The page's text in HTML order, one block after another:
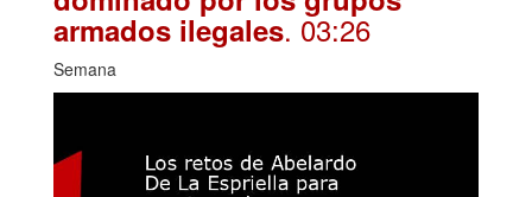
armados ilegales. 03:26
Semana